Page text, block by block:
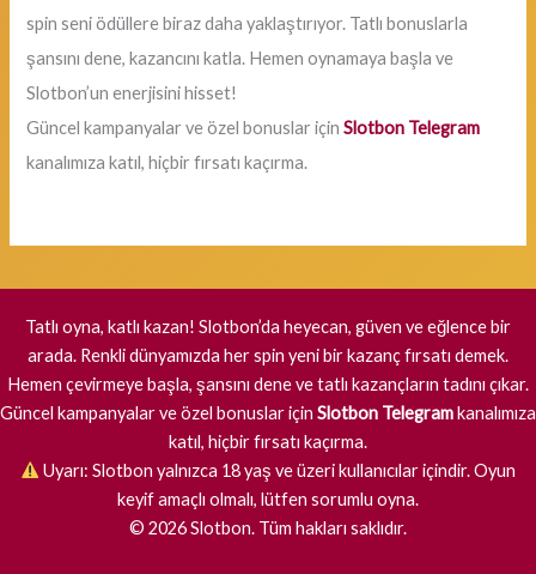
spin seni ödüllere biraz daha yaklaştırıyor. Tatlı bonuslarla
şansını dene, kazancını katla. Hemen oynamaya başla ve
Slotbon’un enerjisini hisset!
Güncel kampanyalar ve özel bonuslar içinSlotbon Telegram
kanalımıza katıl, hiçbir fırsatı kaçırma.
Tatlı oyna, katlı kazan! Slotbon’da heyecan, güven ve eğlence bir
arada. Renkli dünyamızda her spin yeni bir kazanç fırsatı demek.
Hemen çevirmeye başla, şansını dene ve tatlı kazançların tadını çıkar.
Güncel kampanyalar ve özel bonuslar için Slotbon Telegramkanalımıza
katıl, hiçbir fırsatı kaçırma.
Uyarı: Slotbon yalnızca 18 yaş ve üzeri kullanıcılar içindir. Oyun
keyif amaçlı olmalı, lütfen sorumlu oyna.
© 2026Slotbon. Tüm hakları saklıdır.